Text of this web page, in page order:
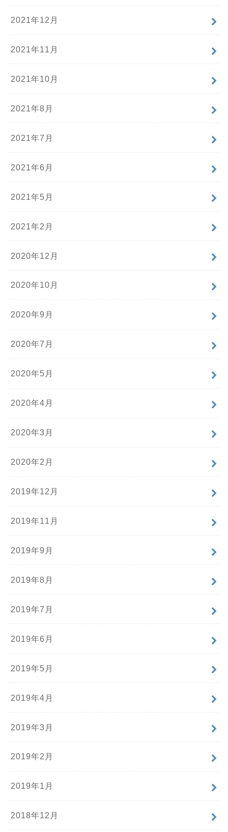
2021年12月
2021年11月
2021年10月
2021年8月
2021年7月
2021年6月
2021年5月
2021年2月
2020年12月
2020年10月
2020年9月
2020年7月
2020年5月
2020年4月
2020年3月
2020年2月
2019年12月
2019年11月
2019年9月
2019年8月
2019年7月
2019年6月
2019年5月
2019年4月
2019年3月
2019年2月
2019年1月
2018年12月